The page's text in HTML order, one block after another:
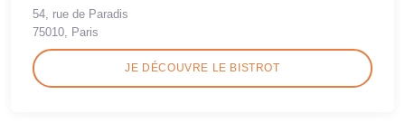
54, rue de Paradis
75010, Paris
JE DÉCOUVRE LE BISTROT